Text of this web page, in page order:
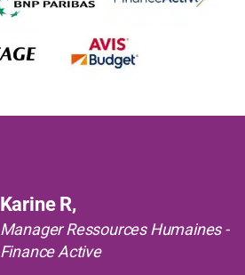
Karine R,
Manager Ressources Humaines -
Finance Active